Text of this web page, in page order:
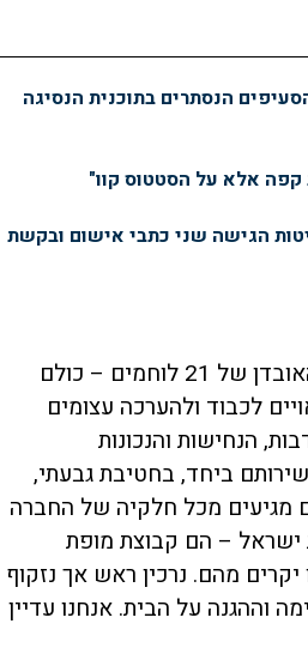
הנסתרים בתוכנית הנסיגה
קפה אלא על הסטטוס קוו"
הגישה שני כתבי אישום ובקשת
P
l
a
y
r
p
v
d
o
b
c
k
a
r
t
e
"אנחנו כואבים היום את האובדן של 21 לוחמים – כולם
לכבוד ולהערכה עצומים
הנחישות והנכונות
ביחד, בחטיבת גבעתי,
מגיעים מכל חלקיה של החברה
ישראל – הם קבוצת מופת
יקרים מהם. נרכין ראש אך נזקוף
וההגנה על הבית. אנחנו עדיין